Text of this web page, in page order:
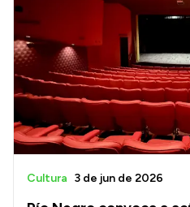
Cultura 3 de jun de 2026